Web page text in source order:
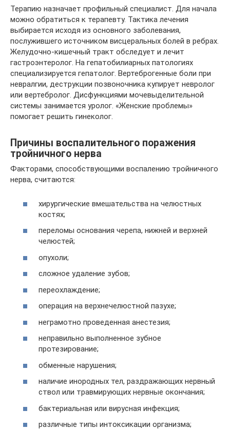
Терапию назначает профильный специалист. Для начала
можно обратиться к терапевту. Тактика лечения
выбирается исходя из основного заболевания,
послужившего источником висцеральных болей в ребрах.
Желудочно-кишечный тракт обследует и лечит
гастроэнтеролог. На гепатобилиарных патологиях
специализируется гепатолог. Вертеброгенные боли при
невралгии, деструкции позвоночника купирует невролог
или вертебролог. Дисфункциями мочевыделительной
системы занимается уролог. «Женские проблемы»
помогает решить гинеколог.
Причины воспалительного поражения
тройничного нерва
Факторами, способствующими воспалению тройничного
нерва, считаются:
хирургические вмешательства на челюстных
костях;
переломы основания черепа, нижней и верхней
челюстей;
опухоли;
сложное удаление зубов;
переохлаждение;
операция на верхнечелюстной пазухе;
неграмотно проведенная анестезия;
неправильно выполненное зубное
протезирование;
обменные нарушения;
наличие инородных тел, раздражающих нервный
ствол или травмирующих нервные окончания;
бактериальная или вирусная инфекция;
различные типы интоксикации организма;